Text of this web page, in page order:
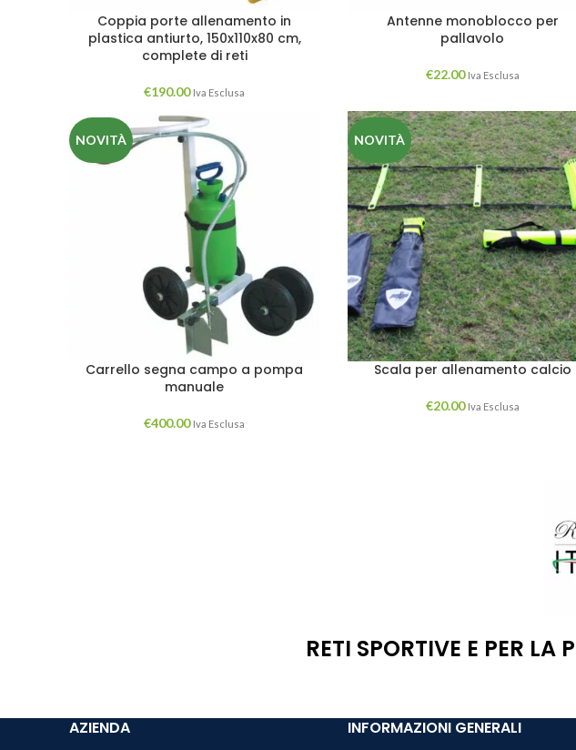
Coppia porte allenamento in
plastica antiurto, 150x110x80 cm,
complete di reti
€190.00 Iva Esclusa
Antenne monoblocco per
pallavolo
€22.00 Iva Esclusa
NOVITÀ
Carrello segna campo a pompa
manuale
€400.00 Iva Esclusa
NOVITÀ
Scala per allenamento calcio
€20.00 Iva Esclusa
RETI SPORTIVE E PER
AZIENDA INFORMAZIONI GENERALI